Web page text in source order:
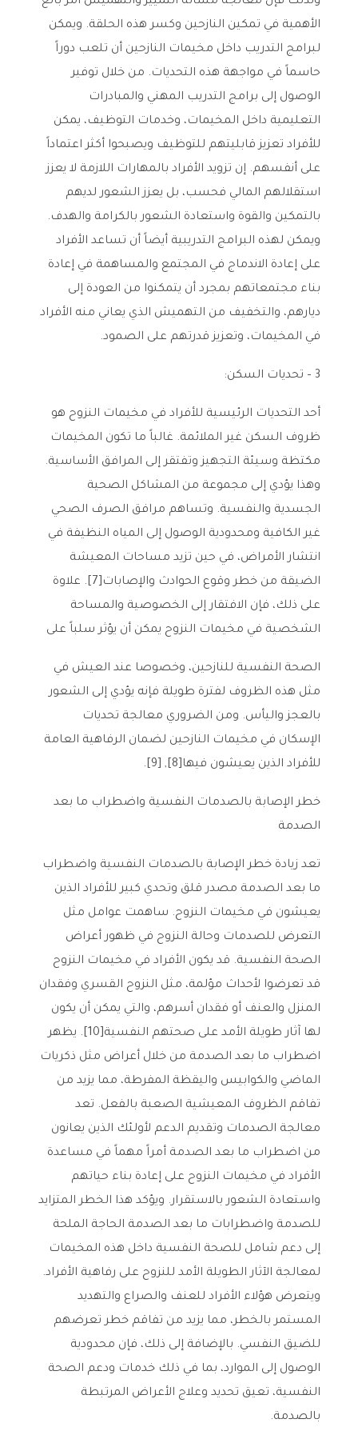
الأهمية في تمكين النازحين وكسر هذه الحلقة. ويمكن
لبرامج التدريب داخل مخيمات النازحين أن تلعب دوراً
حاسماً في مواجهة هذه التحديات. من خلال توفير
الوصول إلى برامج التدريب المهني والمبادرات
التعليمية داخل المخيمات، وخدمات التوظيف، يمكن
للأفراد تعزيز قابليتهم للتوظيف ويصبحوا أكثر اعتماداً
على أنفسهم. إن تزويد الأفراد بالمهارات اللازمة لا يعزز
استقلالهم المالي فحسب، بل يعزز الشعور لديهم
بالتمكين والقوة واستعادة الشعور بالكرامة والهدف.
ويمكن لهذه البرامج التدريبية أيضاً أن تساعد الأفراد
على إعادة الاندماج في المجتمع والمساهمة في إعادة
بناء مجتمعاتهم بمجرد أن يتمكنوا من العودة إلى
ديارهم، والتخفيف من التهميش الذي يعاني منه الأفراد
في المخيمات، وتعزيز قدرتهم على الصمود.
3 – تحديات السكن:
أحد التحديات الرئيسية للأفراد في مخيمات النزوح هو
ظروف السكن غير الملائمة. غالباً ما تكون المخيمات
مكتظة وسيئة التجهيز وتفتقر إلى المرافق الأساسية.
وهذا يؤدي إلى مجموعة من المشاكل الصحية
الجسدية والنفسية. وتساهم مرافق الصرف الصحي
غير الكافية ومحدودية الوصول إلى المياه النظيفة في
انتشار الأمراض، في حين تزيد مساحات المعيشة
الضيقة من خطر وقوع الحوادث والإصابات[7]. علاوة
على ذلك، فإن الافتقار إلى الخصوصية والمساحة
الشخصية في مخيمات النزوح يمكن أن يؤثر سلباً على
الصحة النفسية للنازحين، وخصوصا عند العيش في
مثل هذه الظروف لفترة طويلة فإنه يؤدي إلى الشعور
بالعجز واليأس. ومن الضروري معالجة تحديات
الإسكان في مخيمات النازحين لضمان الرفاهية العامة
للأفراد الذين يعيشون فيها[8], [9].
خطر الإصابة بالصدمات النفسية واضطراب ما بعد
الصدمة
تعد زيادة خطر الإصابة بالصدمات النفسية واضطراب
ما بعد الصدمة مصدر قلق وتحدي كبير للأفراد الذين
يعيشون في مخيمات النزوح. ساهمت عوامل مثل
التعرض للصدمات وحالة النزوح في ظهور أعراض
الصحة النفسية. قد يكون الأفراد في مخيمات النزوح
قد تعرضوا لأحداث مؤلمة، مثل النزوح القسري وفقدان
المنزل والعنف أو فقدان أسرهم، والتي يمكن أن يكون
لها آثار طويلة الأمد على صحتهم النفسية[10]. يظهر
اضطراب ما بعد الصدمة من خلال أعراض مثل ذكريات
الماضي والكوابيس واليقظة المفرطة، مما يزيد من
تفاقم الظروف المعيشية الصعبة بالفعل. تعد
معالجة الصدمات وتقديم الدعم لأولئك الذين يعانون
من اضطراب ما بعد الصدمة أمراً مهماً في مساعدة
الأفراد في مخيمات النزوح على إعادة بناء حياتهم
واستعادة الشعور بالاستقرار. ويؤكد هذا الخطر المتزايد
للصدمة واضطرابات ما بعد الصدمة الحاجة الملحة
إلى دعم شامل للصحة النفسية داخل هذه المخيمات
لمعالجة الآثار الطويلة الأمد للنزوح على رفاهية الأفراد.
ويتعرض هؤلاء الأفراد للعنف والصراع والتهديد
المستمر بالخطر، مما يزيد من تفاقم خطر تعرضهم
للضيق النفسي. بالإضافة إلى ذلك، فإن محدودية
الوصول إلى الموارد، بما في ذلك خدمات ودعم الصحة
النفسية، تعيق تحديد وعلاج الأعراض المرتبطة
بالصدمة.